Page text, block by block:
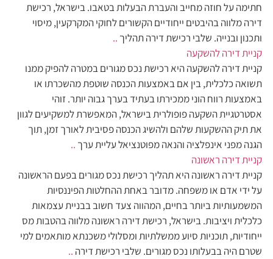
חתימה על חוזה מחייב והעברת הבעלות בטאבו. בישראל, רכישת
דירה מלווה בהיבטים ייחודיים הקשורים לחוקי המקרקעין, מיסוי
ותכנון ובנייה. שלבי רכישת דירה תהליך ..
קניית דירה להשקעה
קניית דירה להשקעה היא רכישת נכס מגורים במטרה להפיק ממנו
תשואה כלכלית, בין אם באמצעות הכנסה שוטפת מהשכרתו או
באמצעות רווח הוני ממכירתו בעתיד בערך גבוה יותר. זוהי
אסטרטגיית השקעה פופולרית בישראל, המאפשרת למשקיעים לגוון
את תיק ההשקעות שלהם ולהשיג הכנסה פסיבית לאורך זמן, תוך
הגנה מפני אינפלציה והנאה מפוטנציאל עליית ערך ..
קניית דירה ראשונה
קניית דירה ראשונה היא תהליך רכישת נכס מגורים בפעם הראשונה
על ידי אדם או משפחה. מדובר באחת ההחלטות הפיננסיות
המשמעותיות ביותר בחיים, המהווה צעד חשוב בבניית עצמאות
כלכלית ויציבות. בישראל, רכישת דירה ראשונה מלווה בהטבות מס
ייחודיות, תוכניות סיוע ממשלתיות ומסלולי משכנתא מותאמים למי
שטרם היה בבעלותו נכס מגורים. שלבי רכישת דירה ..